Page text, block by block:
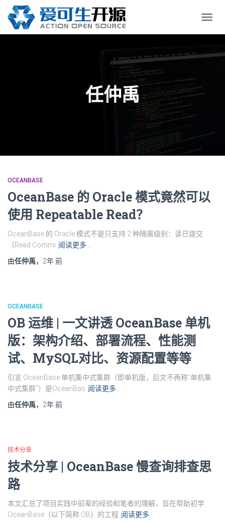
换
航
任仲禹
OCEANBASE
OceanBase 的 Oracle 模式竟然可以
使用 Repeatable Read？
OceanBase 的 Oracle 模式不是只支持 2 种隔离级别：读已提交
（Read Commi 阅读更多…
由任仲禹， 2年前
OCEANBASE
OB 运维 | 一文讲透 OceanBase 单机
版：架构介绍、部署流程、性能测
试、MySQL对比、资源配置等等
引言 OceanBase 单机集中式集群（即单机版，后文不再称“单机集
中式集群”）是OceanBas 阅读更多…
由任仲禹， 2年前
技术分享
技术分享 | OceanBase 慢查询排查思
路
本文汇总了项目实践中前辈的经验和笔者的理解，旨在帮助初学
OceanBase（以下简称 OB）的工程 阅读更多…